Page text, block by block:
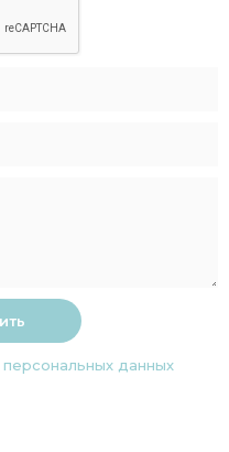
персональных данных